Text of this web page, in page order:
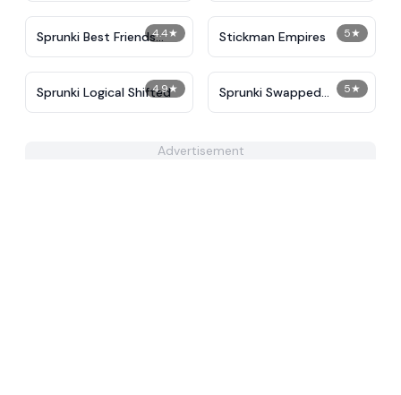
4.4★
Sprunki Best Friends
Slaughter
5★
Stickman Empires
4.9★
Sprunki Logical Shifted 5★
Sprunki Swapped
Unknown
Advertisement